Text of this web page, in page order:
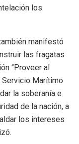
los
manifestó
las fragatas
“Proveer al
Servicio Marítimo
la soberanía e
de la nación, a
los intereses